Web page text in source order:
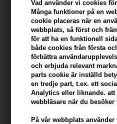
Vad använder vi cookies
Många funktioner på en
cookie placeras när en
webbplats, så först och
för att ha en funktionell
både cookies från första
förbättra
och erbjuda relevant
parts cookie är inställd
en tredje part, t.ex. ett
Analytics eller liknande.
webbläsare när du besöker
På vår webbplats
Du tjänar 18 Bonuskronor på
konto
KÖP FÖR YTTERLIGARE 499,00
Beskrivning Recensioner
Beard Monkey Hair Clay ger ett
Egenskaper